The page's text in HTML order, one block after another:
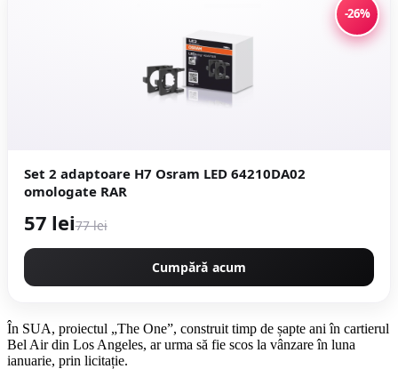
-26%
Set 2 adaptoare H7 Osram LED 64210DA02
omologate RAR
57 lei77 lei
Cumpără acum
În SUA, proiectul „The One”, construit timp de șapte ani în cartierul
Bel Air din Los Angeles, ar urma să fie scos la vânzare în luna
ianuarie, prin licitație.